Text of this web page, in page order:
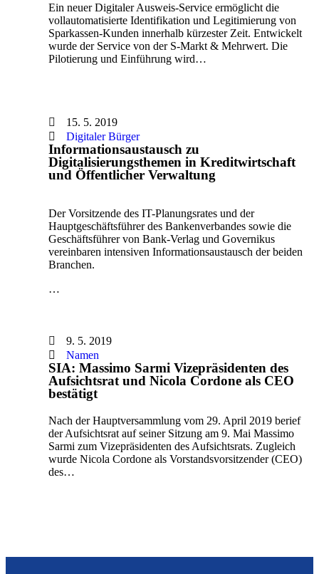
Ein neuer Digitaler Ausweis-Service ermöglicht die
vollautomatisierte Identifikation und Legitimierung von
Sparkassen-Kunden innerhalb kürzester Zeit. Entwickelt
wurde der Service von der S-Markt & Mehrwert. Die
Pilotierung und Einführung wird…
15. 5. 2019
Digitaler Bürger
Informationsaustausch zu
Digitalisierungsthemen in Kreditwirtschaft
und Öffentlicher Verwaltung
Der Vorsitzende des IT-Planungsrates und der
Hauptgeschäftsführer des Bankenverbandes sowie die
Geschäftsführer von Bank-Verlag und Governikus
vereinbaren intensiven Informationsaustausch der beiden
Branchen.
…
9. 5. 2019
Namen
SIA: Massimo Sarmi Vizepräsidenten des
Aufsichtsrat und Nicola Cordone als CEO
bestätigt
Nach der Hauptversammlung vom 29. April 2019 berief
der Aufsichtsrat auf seiner Sitzung am 9. Mai Massimo
Sarmi zum Vizepräsidenten des Aufsichtsrats. Zugleich
wurde Nicola Cordone als Vorstandsvorsitzender (CEO)
des…